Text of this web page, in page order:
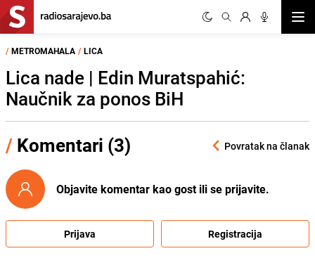
/ METROMAHALA / LICA
Lica nade | Edin Muratspahić:
Naučnik za ponos BiH
/ Komentari (3) Povratak na članak
Objavite komentar kao gost ili se prijavite.
Prijava Registracija